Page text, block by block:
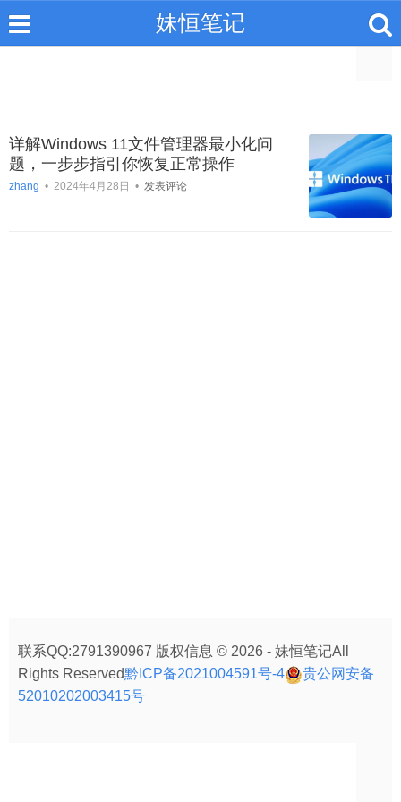
妹恒笔记
详解Windows 11文件管理器最小化问
题，一步步指引你恢复正常操作
zhang • 2024年4月28日 • 发表评论
联系QQ:2791390967 版权信息 © 2026 - 妹恒笔记All
Rights Reserved黔ICP备2021004591号-4
贵公网安备
52010202003415号